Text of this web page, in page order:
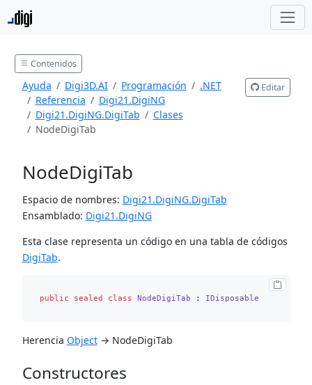
Contenidos
Ayuda Digi3D.AI Programación
.NET
Referencia
Digi21.DigiNG
Digi21.DigiNG.DigiTab
Clases
NodeDigiTab
Editar
NodeDigiTab
Espacio de nombres: Digi21.DigiNG.DigiTab
Ensamblado: Digi21.DigiNG
Esta clase representa un código en una tabla de códigos
DigiTab.
public sealed class NodeDigiTab : IDisposable
Herencia Object→ NodeDigiTab
Constructores